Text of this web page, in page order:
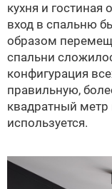
кухня и
вход в спальню
образом
спальни
конфигурация
правильную,
квадратный
используется.